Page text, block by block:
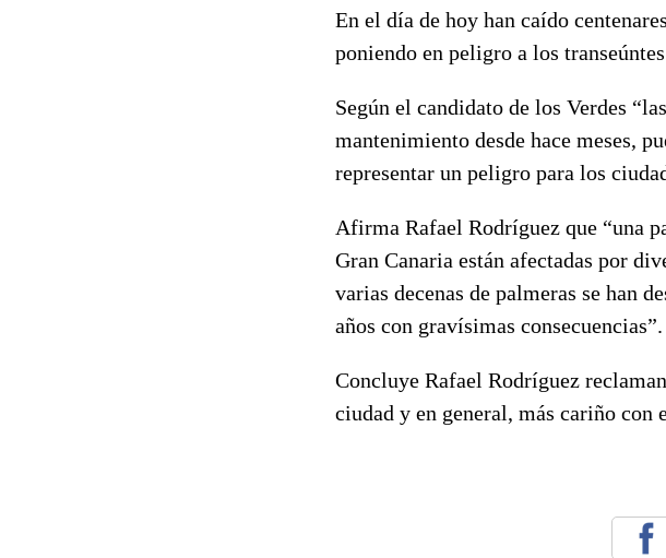
En el día de hoy han caído
poniendo en peligro a los
Según el candidato de los Verdes
mantenimiento desde hace meses,
representar un peligro para los
Afirma Rafael Rodríguez que “una
Gran Canaria están afectadas por
varias decenas de palmeras se han
años con gravísimas consecuencias”.
Concluye Rafael Rodríguez
ciudad y en general, más cariño con